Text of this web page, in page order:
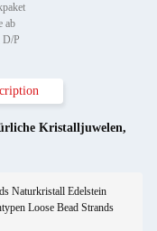
ab
D/P
Kristalljuwelen,
Naturkristall Edelstein
Loose Bead Strands